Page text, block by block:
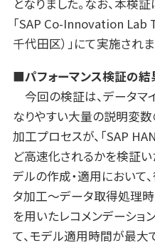
となりました。なお、本検
「SAP Co-Innovation Lab
千代田区）」にて実施されま
■パフォーマンス検証の結
今回の検証は、データマ
なりやすい大量の説明変
加工プロセスが、「SAP
ど高速化されるかを検証い
デルの作成・適用において
タ加工～データ取得処理
を用いたレコメンデーショ
て、モデル適用時間が最大